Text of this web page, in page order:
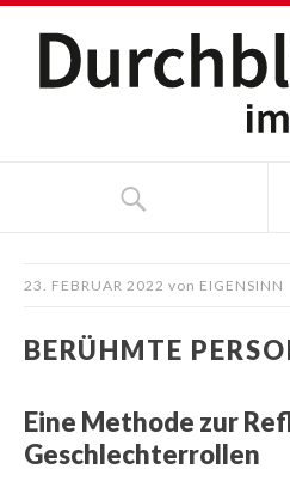
23. FEBRUAR 2022 von EIGENSINN
BERÜHMTE
Eine Methode zur
Geschlechterrollen